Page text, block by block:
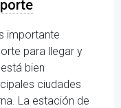
importante
para llegar y
bien
ciudades
La estación de